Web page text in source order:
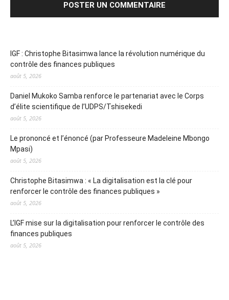
IGF : Christophe Bitasimwa lance la révolution numérique du
contrôle des finances publiques
août 5, 2026
Daniel Mukoko Samba renforce le partenariat avec le Corps
d’élite scientifique de l’UDPS/Tshisekedi
août 5, 2026
Le prononcé et l’énoncé (par Professeure Madeleine Mbongo
Mpasi)
août 5, 2026
Christophe Bitasimwa : « La digitalisation est la clé pour
renforcer le contrôle des finances publiques »
août 5, 2026
L’IGF mise sur la digitalisation pour renforcer le contrôle des
finances publiques
août 5, 2026